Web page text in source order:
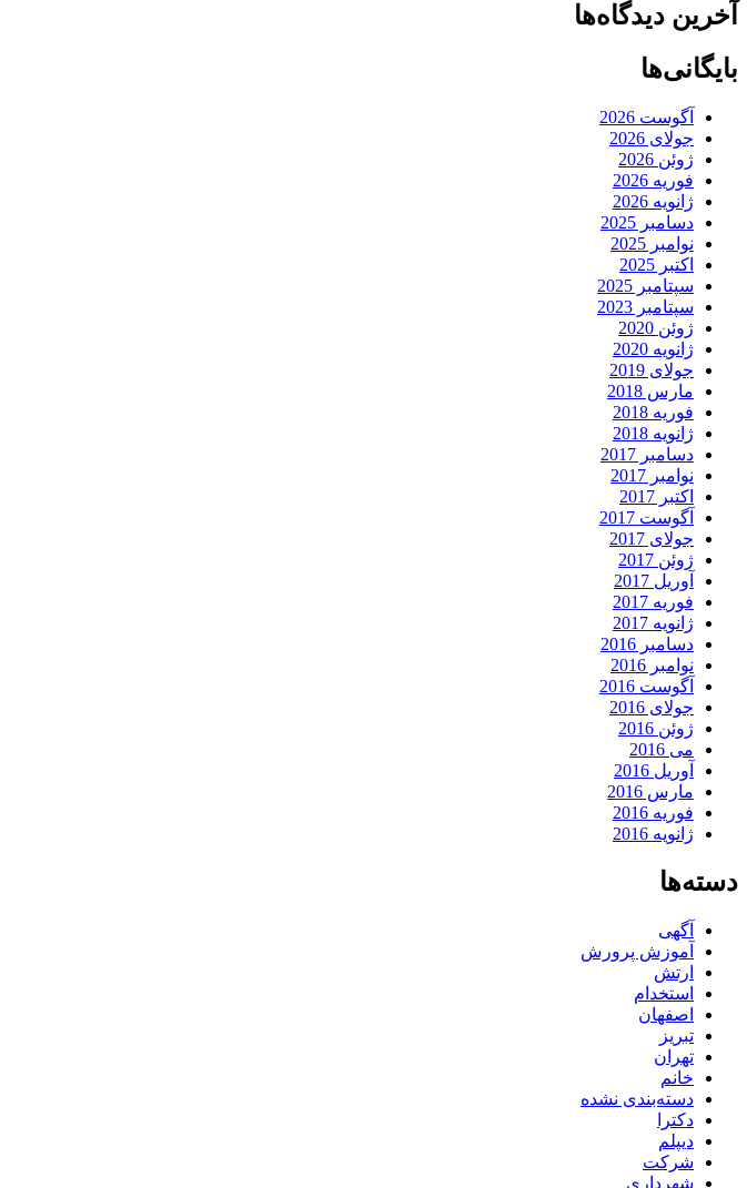
آخرین دیدگاه‌ها
بایگانی‌ها
آگوست 2026
جولای 2026
ژوئن 2026
فوریه 2026
ژانویه 2026
دسامبر 2025
نوامبر 2025
اکتبر 2025
سپتامبر 2025
سپتامبر 2023
ژوئن 2020
ژانویه 2020
جولای 2019
مارس 2018
فوریه 2018
ژانویه 2018
دسامبر 2017
نوامبر 2017
اکتبر 2017
آگوست 2017
جولای 2017
ژوئن 2017
آوریل 2017
فوریه 2017
ژانویه 2017
دسامبر 2016
نوامبر 2016
آگوست 2016
جولای 2016
ژوئن 2016
می 2016
آوریل 2016
مارس 2016
فوریه 2016
ژانویه 2016
دسته‌ها
آگهی
آموزش پرورش
ارتش
استخدام
اصفهان
تبریز
تهران
خانم
دسته‌بندی نشده
دکترا
دیپلم
شرکت
شهرداری